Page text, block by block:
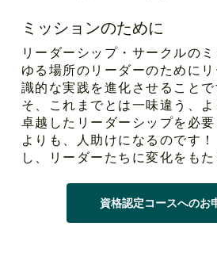
ミッションのために
リーダーシップ・サークルの
ゆる場所のリーダーのために
識的な実践を進化させること
そ、これまでとは一味違う、
卓越したリーダーシップを必
よりも、人助けになるのです
し、リーダーたちに変化をもた
資格認定コースへのお